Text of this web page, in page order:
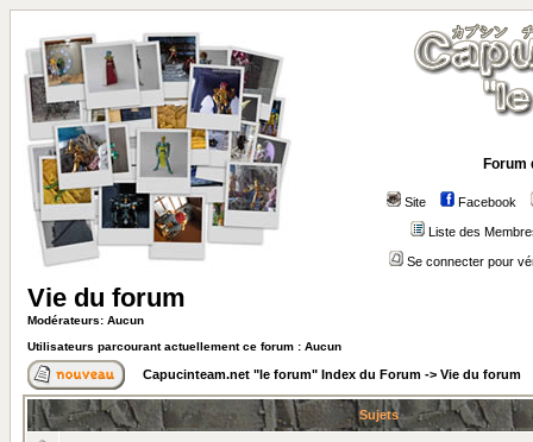
Forum
Site Facebook
Liste des
Se connecter pour
Vie du forum
Modérateurs: Aucun
Utilisateurs parcourant actuellement ce forum : Aucun
Capucinteam.net "le forum" Index du Forum -> Vie du forum
Sujets